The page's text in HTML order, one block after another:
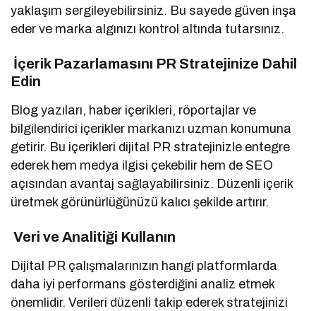
yaklaşım sergileyebilirsiniz. Bu sayede güven inşa
eder ve marka algınızı kontrol altında tutarsınız.
İçerik Pazarlamasını PR Stratejinize Dahil
Edin
Blog yazıları, haber içerikleri, röportajlar ve
bilgilendirici içerikler markanızı uzman konumuna
getirir. Bu içerikleri dijital PR stratejinizle entegre
ederek hem medya ilgisi çekebilir hem de SEO
açısından avantaj sağlayabilirsiniz. Düzenli içerik
üretmek görünürlüğünüzü kalıcı şekilde artırır.
Veri ve Analitiği Kullanın
Dijital PR çalışmalarınızın hangi platformlarda
daha iyi performans gösterdiğini analiz etmek
önemlidir. Verileri düzenli takip ederek stratejinizi